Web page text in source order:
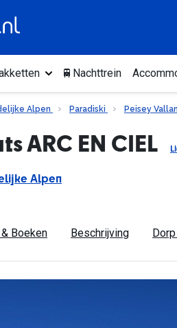
🚆Nachttrein
Alpen Paradiski Peisey
ARC EN CIEL
Alpen
Boeken Beschrijving